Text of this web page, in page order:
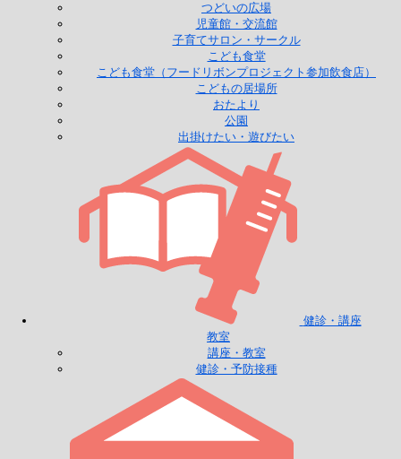
つどいの広場
児童館・交流館
子育てサロン・サークル
こども食堂
こども食堂（フードリボンプロジェクト参加飲食店）
こどもの居場所
おたより
公園
出掛けたい・遊びたい
健診・講座
教室
講座・教室
健診・予防接種